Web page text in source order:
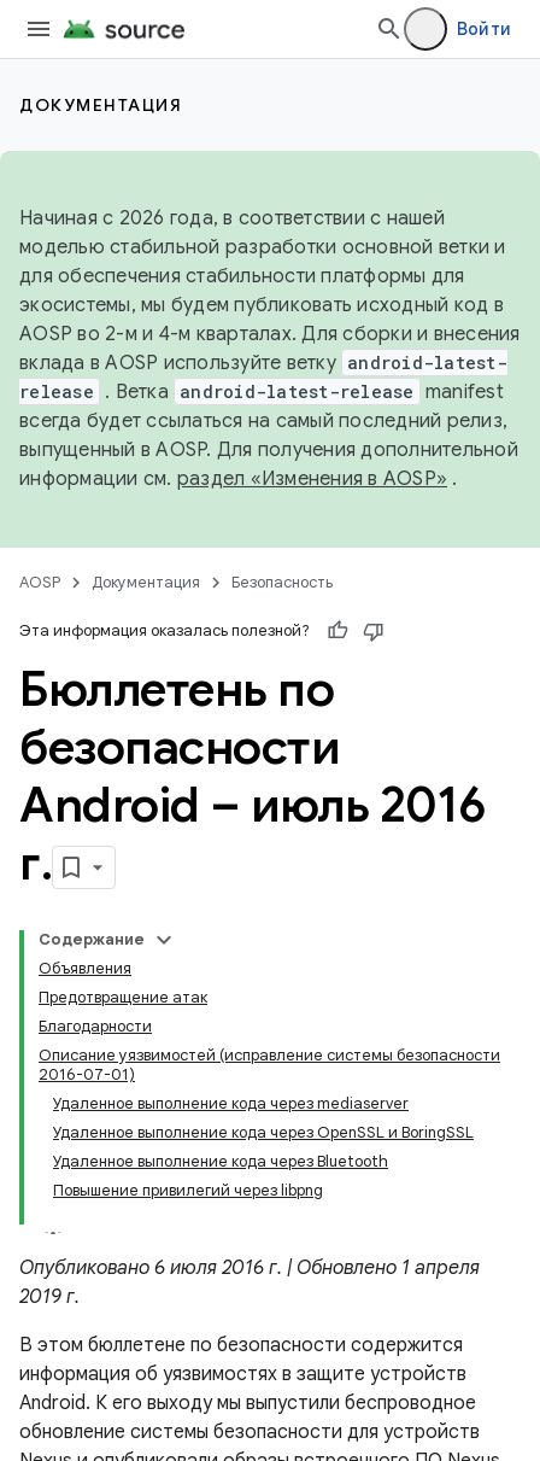
Войти
ДОКУМЕНТАЦИЯ
Начиная с 2026 года, в соответствии с нашей
моделью стабильной разработки основной ветки и
для обеспечения стабильности платформы для
экосистемы, мы будем публиковать исходный код в
AOSP во 2-м и 4-м кварталах. Для сборки и внесения
вклада в AOSP используйте ветку android-latest-
release . Ветка android-latest-release manifest
всегда будет ссылаться на самый последний релиз,
выпущенный в AOSP. Для получения дополнительной
информации см. раздел «Изменения в AOSP» .
AOSP Документация Безопасность
Эта информация оказалась полезной?
Бюллетень по
безопасности
Android – июль 2016
г.
Содержание
Объявления
Предотвращение атак
Благодарности
Описание уязвимостей (исправление системы безопасности
2016-07-01)
Удаленное выполнение кода через mediaserver
Удаленное выполнение кода через OpenSSL и BoringSSL
Удаленное выполнение кода через Bluetooth
Повышение привилегий через libpng
Опубликовано 6 июля 2016 г. | Обновлено 1 апреля
2019 г.
В этом бюллетене по безопасности содержится
информация об уязвимостях в защите устройств
Android. К его выходу мы выпустили беспроводное
обновление системы безопасности для устройств